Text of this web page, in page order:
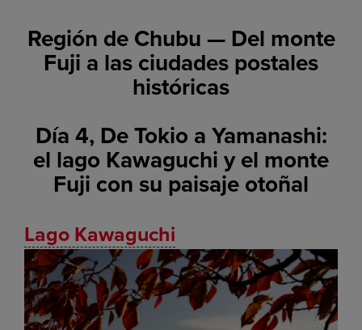
Región de Chubu — Del monte
Fuji a las ciudades postales
históricas
Día 4, De Tokio a Yamanashi:
el lago Kawaguchi y el monte
Fuji con su paisaje otoñal
Lago Kawaguchi